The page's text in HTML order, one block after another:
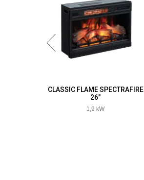
CLASSIC FLAME SPECTRAFIRE
26"
1,9 kW